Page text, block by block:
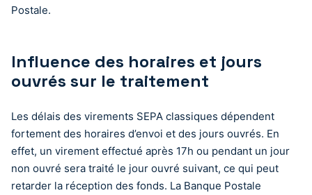
Postale.
Influence des horaires et jours
ouvrés sur le traitement
Les délais des virements SEPA classiques dépendent
fortement des horaires d’envoi et des jours ouvrés. En
effet, un virement effectué après 17h ou pendant un jour
non ouvré sera traité le jour ouvré suivant, ce qui peut
retarder la réception des fonds. La Banque Postale